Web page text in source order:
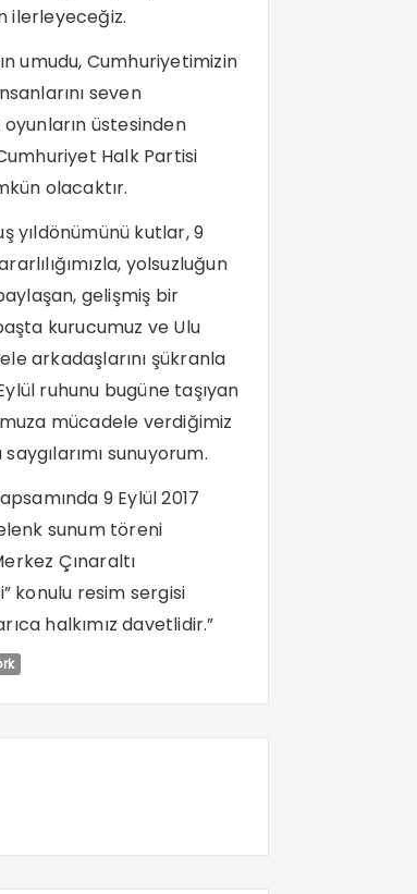
ilerleyeceğiz.
umudu, Cumhuriyetimizin
seven
üstesinden
Halk Partisi
olacaktır.
yıldönümünü kutlar, 9
yolsuzluğun
gelişmiş bir
kurucumuz ve Ulu
arkadaşlarını şükranla
ruhunu bugüne taşıyan
mücadele verdiğimiz
sunuyorum.
9 Eylül 2017
sunum töreni
Çınaraltı
konulu resim sergisi
halkımız davetlidir.”